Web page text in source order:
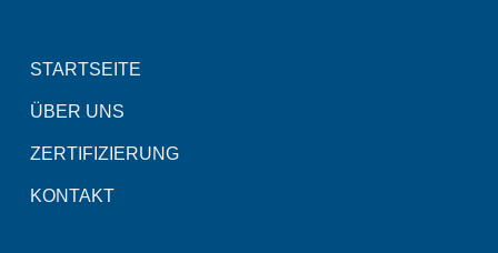
STARTSEITE
ÜBER UNS
ZERTIFIZIERUNG
KONTAKT